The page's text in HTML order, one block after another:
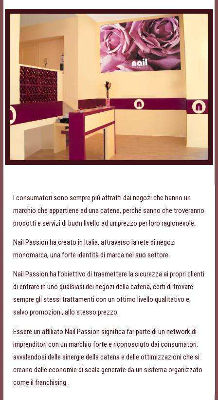
I consumatori sono sempre più attratti dai negozi che hanno un
marchio che appartiene ad una catena, perché sanno che troveranno
prodotti e servizi di buon livello ad un prezzo per loro ragionevole.
Nail Passion ha creato in Italia, attraverso la rete di negozi
monomarca, una forte identità di marca nel suo settore.
Nail Passion ha l’obiettivo di trasmettere la sicurezza ai propri clienti
di entrare in uno qualsiasi dei negozi della catena, certi di trovare
sempre gli stessi trattamenti con un ottimo livello qualitativo e,
salvo promozioni, allo stesso prezzo.
Essere un affiliato Nail Passion significa far parte di un network di
imprenditori con un marchio forte e riconosciuto dai consumatori,
avvalendosi delle sinergie della catena e delle ottimizzazioni che si
creano dalle economie di scala generate da un sistema organizzato
come il franchising.